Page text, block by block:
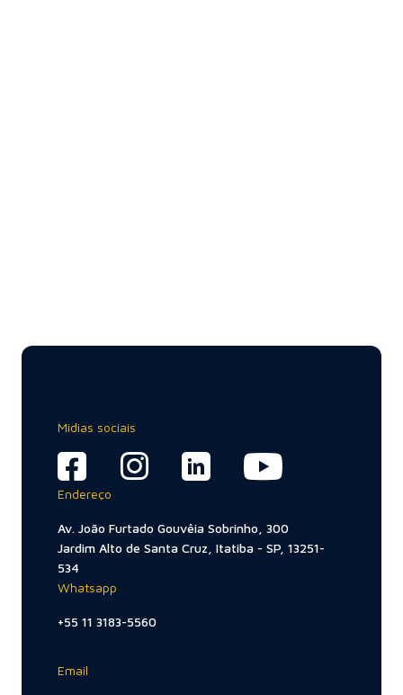
Midias sociais
Endereço
Av. João Furtado Gouvêia Sobrinho, 300
Jardim Alto de Santa Cruz, Itatiba - SP, 13251-
534
Whatsapp
+55 11 3183-5560
Email